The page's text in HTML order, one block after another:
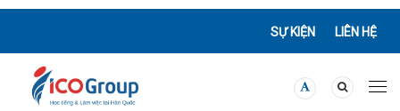
SỰ KIỆN LIÊN HỆ